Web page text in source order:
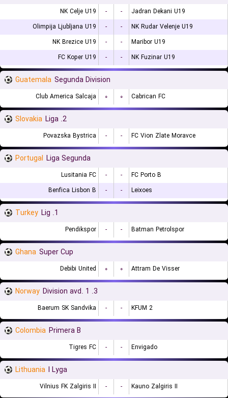
NK Celje U19 - -
Jadran Dekani U19
Olimpija Ljubljana U19
- -
NK Rudar Velenje U19
NK Brezice U19
- -
Maribor U19
FC Koper U19
- - NK Fuzinar U19
Guatemala Segunda Division
Club America Salcaja ۰ ۰ Cabrican FC
Slovakia 2. Liga
Povazska Bystrica - - FC Vion Zlate Moravce
Portugal Liga Segunda
Lusitania FC - -
FC Porto B
Benfica Lisbon B
- - Leixoes
Turkey 1. Lig
Pendikspor - - Batman Petrolspor
Ghana Super Cup
Debibi United ۰ ۰ Attram De Visser
Norway 3. Division avd. 1
Baerum SK Sandvika - - KFUM 2
Colombia Primera B
Tigres FC - - Envigado
Lithuania I Lyga
Vilnius FK Zalgiris II - - Kauno Zalgiris II